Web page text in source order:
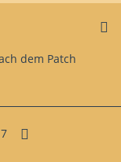
dem Patch
7